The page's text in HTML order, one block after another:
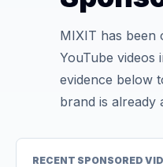
MIXIT has been
YouTube videos
evidence below
brand is already
RECENT SPONSORED